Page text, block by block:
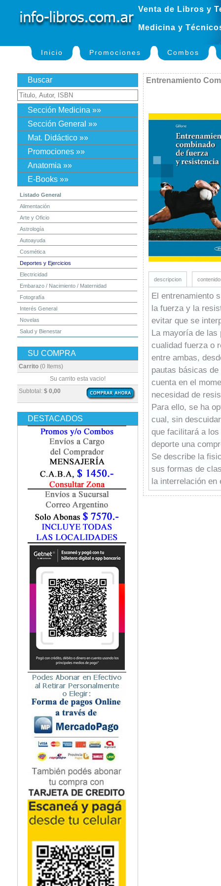
Venta de Libros y
Medicina y
Inicio Promociones Combos
Buscar
Sección Medicina »»
Sección General »»
Mat. Didáctico »»
Promociones »»
Anatomia »»
E-Books »»
Listado General
Alimentación
Arte y Oficio
Astrología
Autoayuda
Cosmética
Deportes y Ejercicios
Electricidad
Embarazo / Nacimiento / Maternidad
Fotografía
Interés General
Novelas
Salud y Bienestar
SU COMPRA
Carrito (0 Items)
Subtotal: $ 0,00
Su carrito esta vacio!
DESTACADOS
Entrenamiento
descripcion
El entrenamiento
la fuerza y la
evitar que se
La mayoría de las
cualidad fuerza o
entre ambas,
pautas básicas
cuenta en el
necesidad de
Para ello, se ha
cual, sin
que facilitará a
deporte una
Se describe la
sus formas de
la interrelación en
técnicos de los